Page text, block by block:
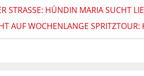
STRASSE: HÜNDIN MARIA SUCHT
AUF WOCHENLANGE SPRITZTOUR: